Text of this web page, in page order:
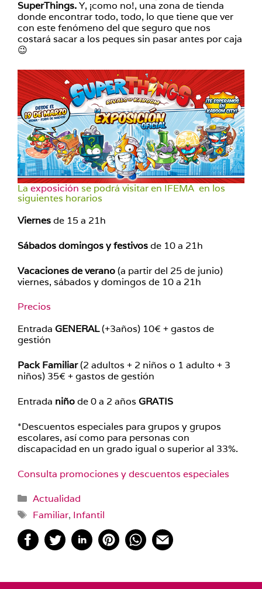
SuperThings.Y, ¡como no!, una zona de tienda
donde encontrar todo, todo, lo que tiene que ver
con este fenómeno del que seguro que nos
costará sacar a los peques sin pasar antes por caja
😉
La exposición se podrá visitar en IFEMA en los
siguientes horarios
Viernesde 15 a 21h
Sábados domingos y festivosde 10 a 21h
Vacaciones de verano(a partir del 25 de junio)
viernes, sábados y domingos de 10 a 21h
Precios
Entrada GENERAL(+3años) 10€ + gastos de
gestión
Pack Familiar(2 adultos + 2 niños o 1 adulto + 3
niños) 35€ + gastos de gestión
Entrada niñode 0 a 2 años GRATIS
*Descuentos especiales para grupos y grupos
escolares, así como para personas con
discapacidad en un grado igual o superior al 33%.
Consulta promociones y descuentos especiales
Categorías
Actualidad
Etiquetas
Familiar, Infantil